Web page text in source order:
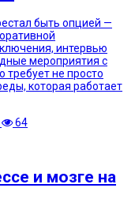
быть опцией —
интервью
мероприятия с
требует не просто
которая работает
64
и мозге на